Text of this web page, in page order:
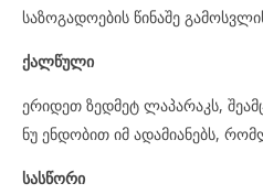
საზოგადოების წინაშე
ქალწული
ერიდეთ ზედმეტ ლაპარაკს,
ნუ ენდობით იმ ადამიანებს,
სასწორი